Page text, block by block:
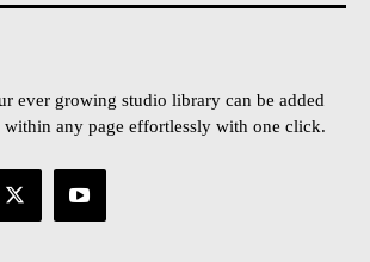
ever growing studio library can be added
within any page effortlessly with one click.